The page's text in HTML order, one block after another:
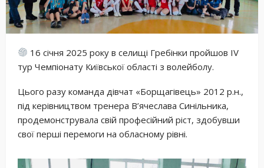
16 січня 2025 року в селищі Гребінки пройшов IV
тур Чемпіонату Київської області з волейболу.
Цього разу команда дівчат «Борщагівець» 2012 р.н.,
під керівництвом тренера В’ячеслава Синільника,
продемонструвала свій професійний ріст, здобувши
свої перші перемоги на обласному рівні.